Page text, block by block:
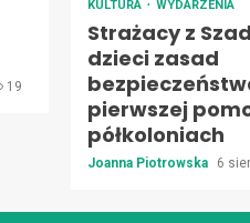
19
KULTURA WYDARZENIA
Strażacy z
dzieci zasad
pierwszej
półkoloniach
Joanna Piotrowska 6